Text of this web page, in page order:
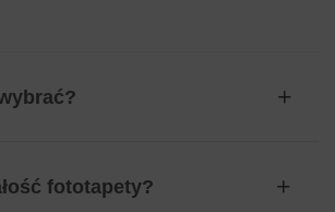
fototapety?